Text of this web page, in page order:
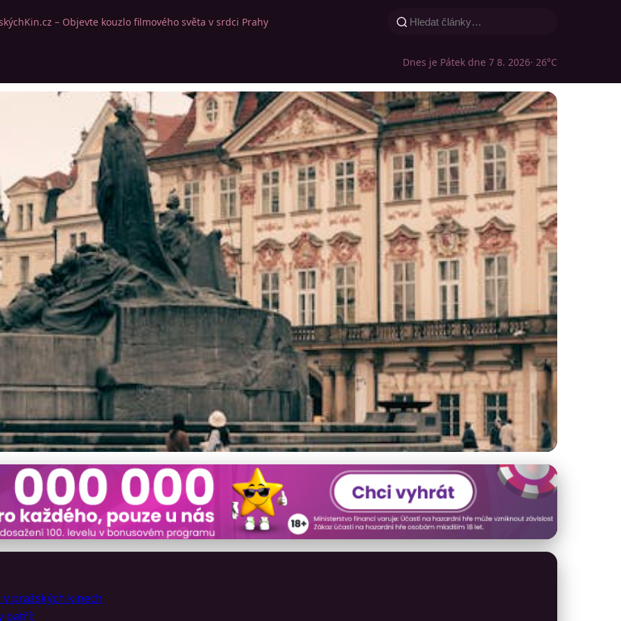
– Objevte kouzlo filmového světa v srdci Prahy
Dnes je Pátek dne 7 8. 2026· 26°C
v Praze: Prohlubují Vědomí ve
pražských kinech
patří: